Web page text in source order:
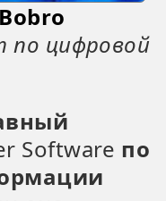
по цифровой
Software по